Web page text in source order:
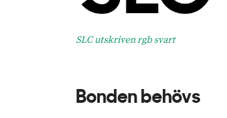
SLC utskriven rgb svart
Bonden behövs